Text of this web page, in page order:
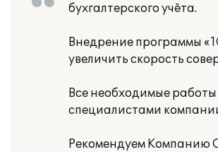
бухгалтерского учёта.
Внедрение программы
увеличить скорость
Все необходимые
специалистами
Рекомендуем Компанию